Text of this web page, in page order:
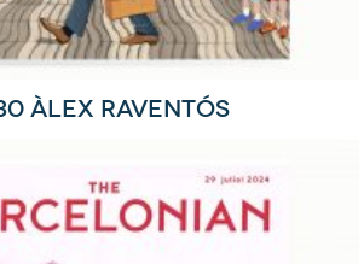
Àlex Raventós